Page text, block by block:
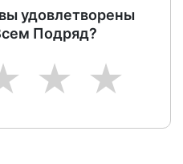
удовлетворены
Подряд?
5
4